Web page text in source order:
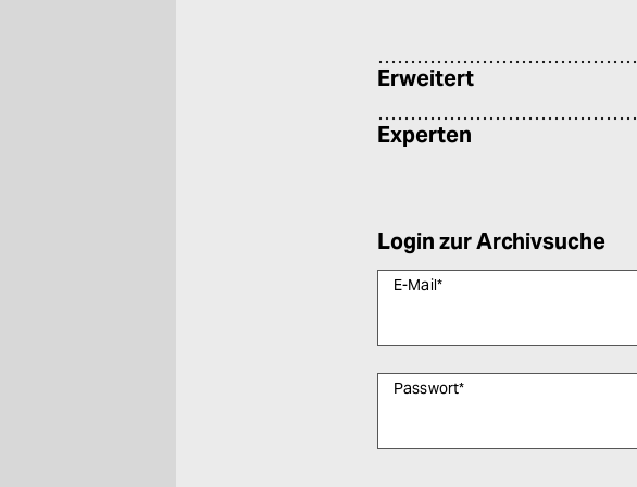
Erweitert
Experten
Login zur Archivsuche
E-Mail*
Passwort*